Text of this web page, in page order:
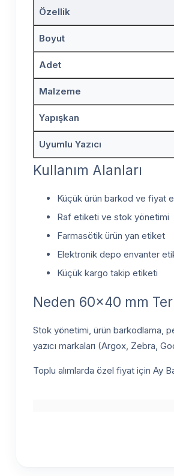
Özellik
Boyut
Adet
Malzeme
Yapışkan
Uyumlu Yazıcı
Kullanım Alanları
Küçük ürün barkod ve fiyat
Raf etiketi ve stok yönetimi
Farmasötik ürün yan etiket
Elektronik depo envanter
Küçük kargo takip etiketi
Neden 60x40 mm
Stok yönetimi, ürün barkodlama,
yazıcı markaları (Argox, Zebra,
Toplu alımlarda özel fiyat için Ay